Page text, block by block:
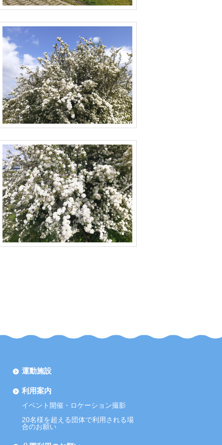
運動施設
利用案内
イベント開催・ロケーション撮影
20名様を超える団体で利用される場
合のお願い